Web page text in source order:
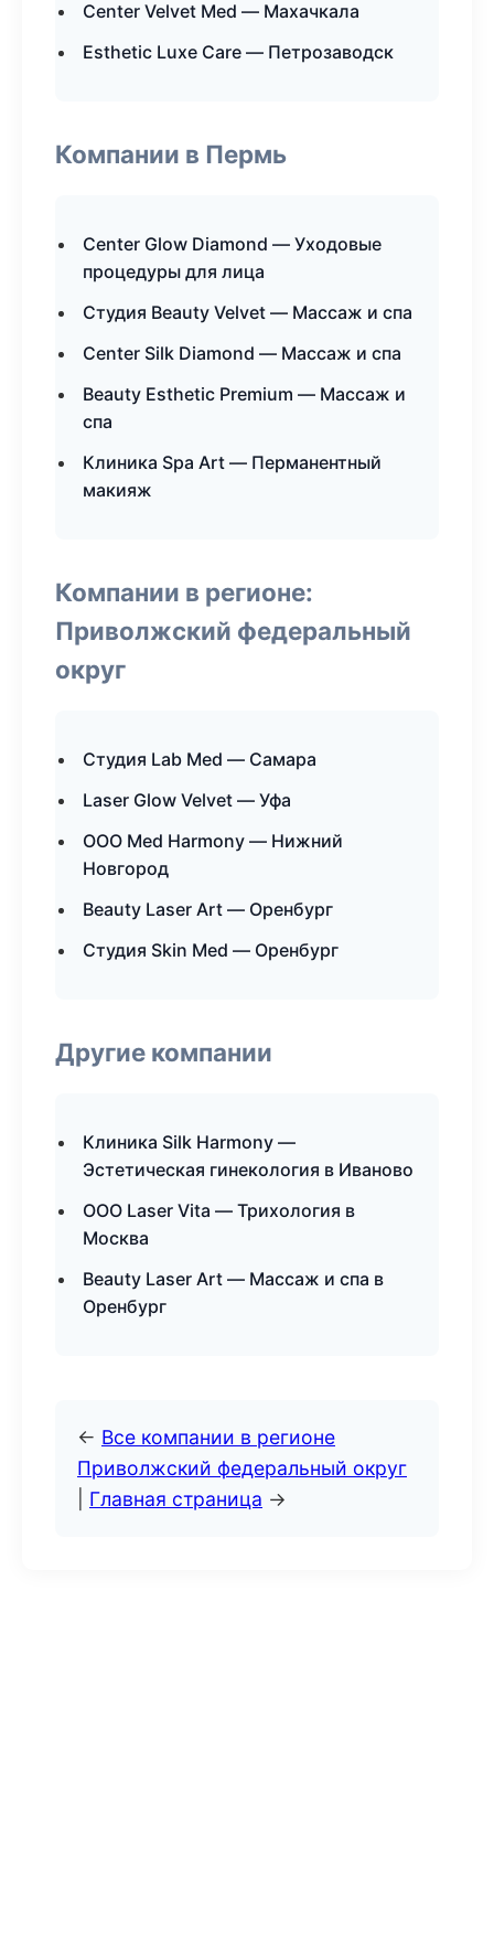
Center Velvet Med — Махачкала
Esthetic Luxe Care — Петрозаводск
Компании в Пермь
Center Glow Diamond — Уходовые
процедуры для лица
Студия Beauty Velvet — Массаж и спа
Center Silk Diamond — Массаж и спа
Beauty Esthetic Premium — Массаж и
спа
Клиника Spa Art — Перманентный
макияж
Компании в регионе:
Приволжский федеральный
округ
Студия Lab Med — Самара
Laser Glow Velvet — Уфа
ООО Med Harmony — Нижний
Новгород
Beauty Laser Art — Оренбург
Студия Skin Med — Оренбург
Другие компании
Клиника Silk Harmony —
Эстетическая гинекология в Иваново
ООО Laser Vita — Трихология в
Москва
Beauty Laser Art — Массаж и спа в
Оренбург
← Все компании в регионе
Приволжский федеральный округ
Главная страница →